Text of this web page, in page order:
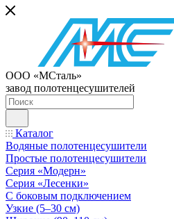
ООО «МСталь»
завод полотенцесушителей
Каталог
Водяные полотенцесушители
Простые полотенцесушители
Серия «Модерн»
Серия «Лесенки»
С боковым подключением
Узкие (5–30 см)